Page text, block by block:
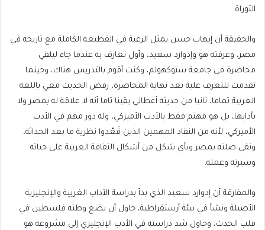
التوراة.
والحقيقة أن إيهاب حسن يمثل الرغبة في القطيعة الكاملة مع تاريخه في
مصر، وعرفته هو وإدوارد سعيد، وأول تعارف به عندما جاء ليلقي
محاضرة في جامعة ستوكهولم، وكنت أقوم بالتدريس هناك، وحينما
تقدمت للتعرف عليه بعد نهاية المحاضرة، رفض الحديث معي باللغة
العربية تماما، ثانيا من حديثه أعطاني يقينا تاما أنه لا علاقة له بمصر ولا
بآدابها، بل هو مهتم فقط بالأدب الأميركي، وله دور مهم في الأدب
الأميركي، لأنه من النقاد المهمين الذين قَعَّدوا نظرية ما بعد الحداثة،
ونفي صلته بمصر وبأي شكل من أشكال الثقافة العربية على حياته
وسيرته وعمله.
والمفارقة أن إدوارد سعيد الذي بدأ بدراسة الآداب الغربية والإنجليزية
الأصيلة ونشأ في بيئة أرستقراطية، حاول أن يضع وطنه فلسطين في
قلب الحدث، وحاول شد دراسته في الأدب الإنجليزي إلى مشروعه هو